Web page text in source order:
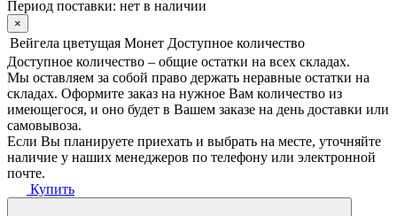
Период поставки: нет в наличии
×
Вейгела цветущая Монет Доступное количество
Доступное количество – общие остатки на всех складах.
Мы оставляем за собой право держать неравные остатки на
складах. Оформите заказ на нужное Вам количество из
имеющегося, и оно будет в Вашем заказе на день доставки или
самовывоза.
Если Вы планируете приехать и выбрать на месте, уточняйте
наличие у наших менеджеров по телефону или электронной
почте.
Купить